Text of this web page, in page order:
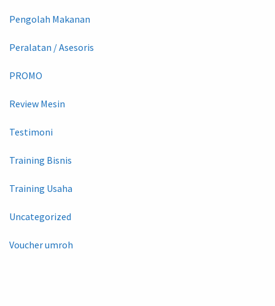
Pengolah Makanan
Peralatan / Asesoris
PROMO
Review Mesin
Testimoni
Training Bisnis
Training Usaha
Uncategorized
Voucher umroh